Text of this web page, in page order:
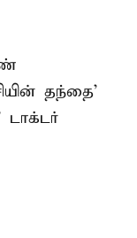
தந்தை’
டாக்டர்